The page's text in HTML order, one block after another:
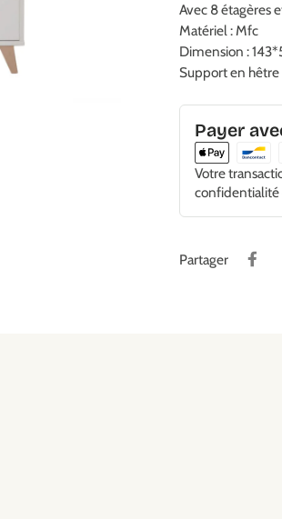
Avec 8 étagères
Matériel : Mfc
Dimension :
Support en hêtre
Payer
Votre
confidentialité
Partager